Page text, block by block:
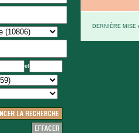
et
DERNIÈRE MISE